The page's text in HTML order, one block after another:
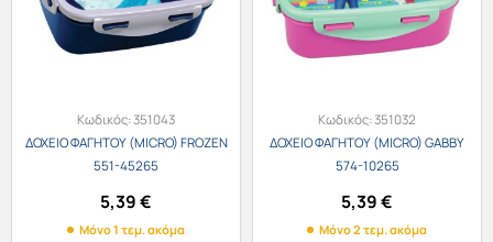
Κωδικός:351043
ΔΟΧΕΙΟ ΦΑΓΗΤΟΥ (MICRO) FROZEN
551-45265
5,39€
Μόνο 1 τεμ. ακόμα
Κωδικός:351032
ΔΟΧΕΙΟ ΦΑΓΗΤΟΥ (MICRO) GABBY
574-10265
5,39€
Μόνο 2 τεμ. ακόμα